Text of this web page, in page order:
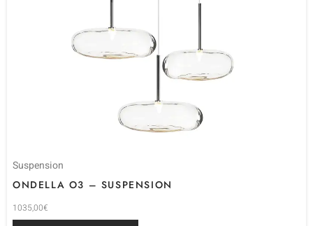
Suspension
ONDELLA O3 – SUSPENSION
1035,00€